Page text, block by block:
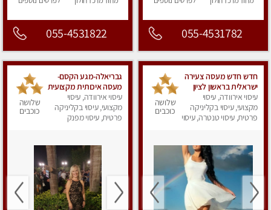
055-4531782
055-4531822
חדש חדש מעסה צעירה
ישראלית בראשון לציון
עיסוי אירוודה, עיסוי
מקצועי, עיסוי בקליניקה
פרטית, עיסוי טנטרה, עיסוי
שלושה
כוכבים
גבריאלה-מגע הקסם-
מעסה איכותית מקצועית
ומפנקת בחולון
עיסוי אירוודה, עיסוי
מקצועי, עיסוי בקליניקה
פרטית, עיסוי מפנק
שלושה
כוכבים